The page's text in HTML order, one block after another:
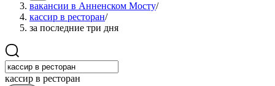
вакансии в Анненском Мосту/
кассир в ресторан/
за последние три дня
кассир в ресторан